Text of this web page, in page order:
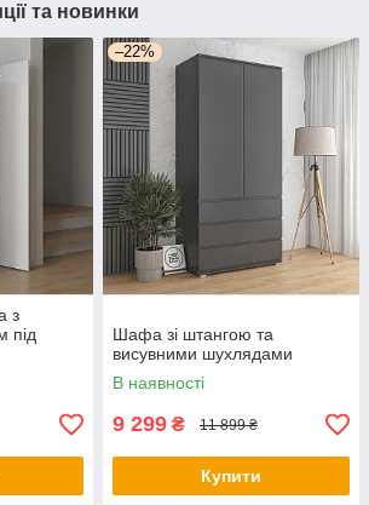
та новинки
з
під
–22%
Шафа зі штангою та
висувними шухлядами
В наявності
9 299 ₴ 11 899 ₴
Купити